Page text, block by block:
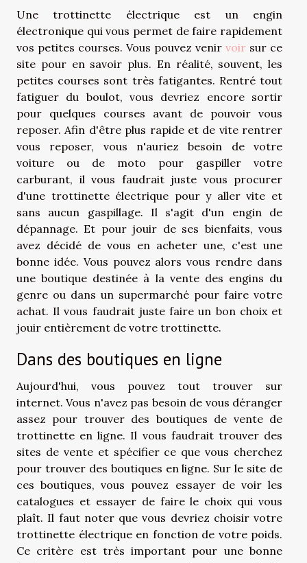
Une trottinette électrique est un engin
électronique qui vous permet de faire rapidement
vos petites courses. Vous pouvez venir voir sur ce
site pour en savoir plus. En réalité, souvent, les
petites courses sont très fatigantes. Rentré tout
fatiguer du boulot, vous devriez encore sortir
pour quelques courses avant de pouvoir vous
reposer. Afin d'être plus rapide et de vite rentrer
vous reposer, vous n'auriez besoin de votre
voiture ou de moto pour gaspiller votre
carburant, il vous faudrait juste vous procurer
d'une trottinette électrique pour y aller vite et
sans aucun gaspillage. Il s'agit d'un engin de
dépannage. Et pour jouir de ses bienfaits, vous
avez décidé de vous en acheter une, c'est une
bonne idée. Vous pouvez alors vous rendre dans
une boutique destinée à la vente des engins du
genre ou dans un supermarché pour faire votre
achat. Il vous faudrait juste faire un bon choix et
jouir entièrement de votre trottinette.
Dans des boutiques en ligne
Aujourd'hui, vous pouvez tout trouver sur
internet. Vous n'avez pas besoin de vous déranger
assez pour trouver des boutiques de vente de
trottinette en ligne. Il vous faudrait trouver des
sites de vente et spécifier ce que vous cherchez
pour trouver des boutiques en ligne. Sur le site de
ces boutiques, vous pouvez essayer de voir les
catalogues et essayer de faire le choix qui vous
plaît. Il faut noter que vous devriez choisir votre
trottinette électrique en fonction de votre poids.
Ce critère est très important pour une bonne